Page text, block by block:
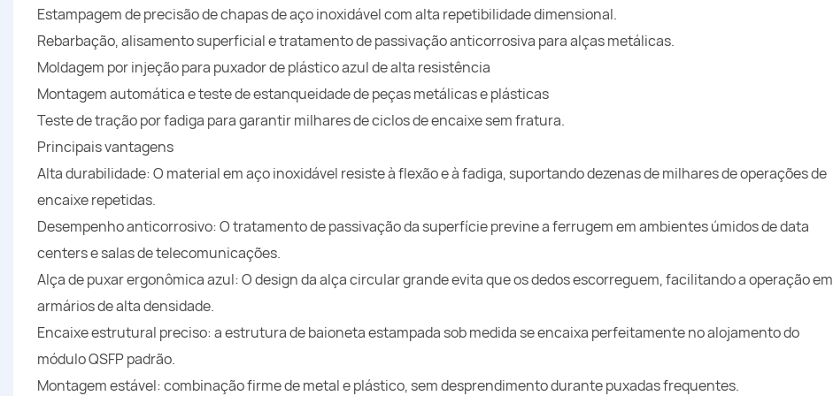
Estampagem de precisão de chapas de aço inoxidável com alta repetibilidade dimensional.
Rebarbação, alisamento superficial e tratamento de passivação anticorrosiva para alças metálicas.
Moldagem por injeção para puxador de plástico azul de alta resistência
Montagem automática e teste de estanqueidade de peças metálicas e plásticas
Teste de tração por fadiga para garantir milhares de ciclos de encaixe sem fratura.
Principais vantagens
Alta durabilidade: O material em aço inoxidável resiste à flexão e à fadiga, suportando dezenas de milhares de operações de
encaixe repetidas.
Desempenho anticorrosivo: O tratamento de passivação da superfície previne a ferrugem em ambientes úmidos de data
centers e salas de telecomunicações.
Alça de puxar ergonômica azul: O design da alça circular grande evita que os dedos escorreguem, facilitando a operação em
armários de alta densidade.
Encaixe estrutural preciso: a estrutura de baioneta estampada sob medida se encaixa perfeitamente no alojamento do
módulo QSFP padrão.
Montagem estável: combinação firme de metal e plástico, sem desprendimento durante puxadas frequentes.